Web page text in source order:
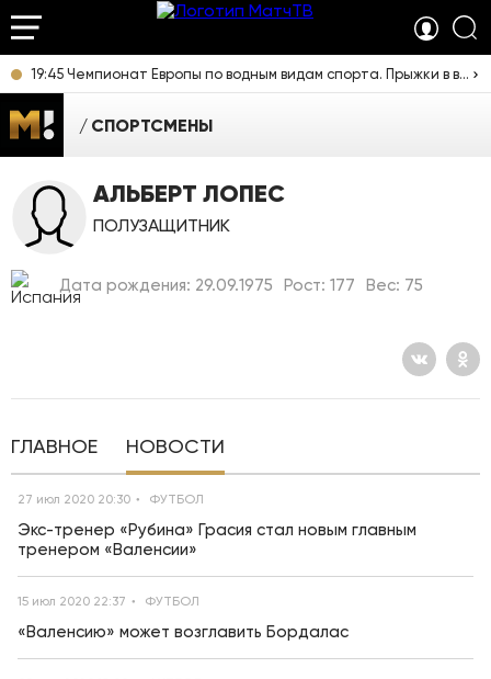
19:45 Чемпионат Европы по водным видам спорта. Прыжки в воду. Мужчины. Вышка. Прямая трансляция из Франции
СПОРТСМЕНЫ
АЛЬБЕРТ ЛОПЕС
ПОЛУЗАЩИТНИК
Дата рождения: 29.09.1975 Рост: 177 Вес: 75
ГЛАВНОЕ НОВОСТИ
27 июл 2020 20:30 ФУТБОЛ
Экс-тренер «Рубина» Грасия стал новым главным
тренером «Валенсии»
15 июл 2020 22:37 ФУТБОЛ
«Валенсию» может возглавить Бордалас